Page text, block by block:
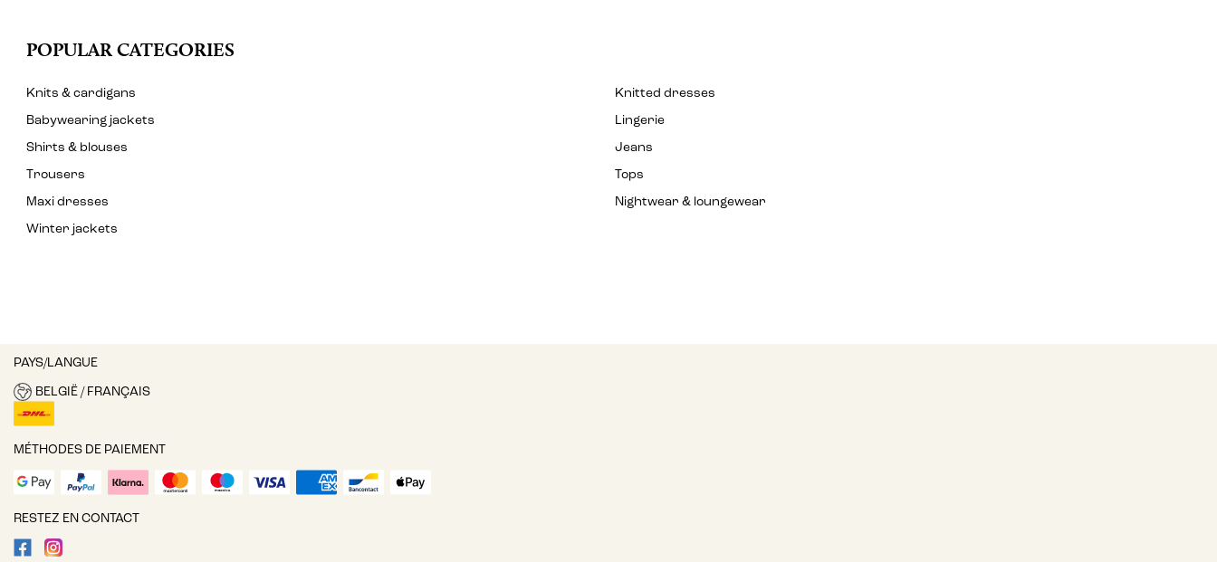
POPULAR CATEGORIES
Knits & cardigans
Knitted dresses
Babywearing jackets
Lingerie
Shirts & blouses
Jeans
Trousers
Tops
Maxi dresses
Nightwear & loungewear
Winter jackets
PAYS/LANGUE
BELGIË / FRANÇAIS
MÉTHODES DE PAIEMENT
RESTEZ EN CONTACT